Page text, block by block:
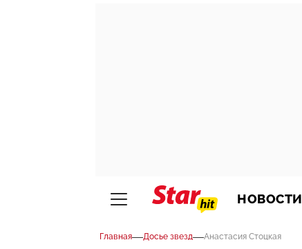
НОВОСТИ
Главная—Досье звезд—Анастасия Стоцкая